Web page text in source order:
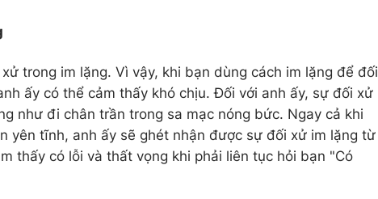
trong im lặng. Vì vậy, khi bạn dùng cách im lặng để đối
ấy có thể cảm thấy khó chịu. Đối với anh ấy, sự đối xử
như đi chân trần trong sa mạc nóng bức. Ngay cả khi
yên tĩnh, anh ấy sẽ ghét nhận được sự đối xử im lặng từ
thấy có lỗi và thất vọng khi phải liên tục hỏi bạn "Có